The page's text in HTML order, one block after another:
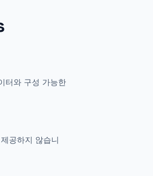
터와 구성 가능한
공하지 않습니